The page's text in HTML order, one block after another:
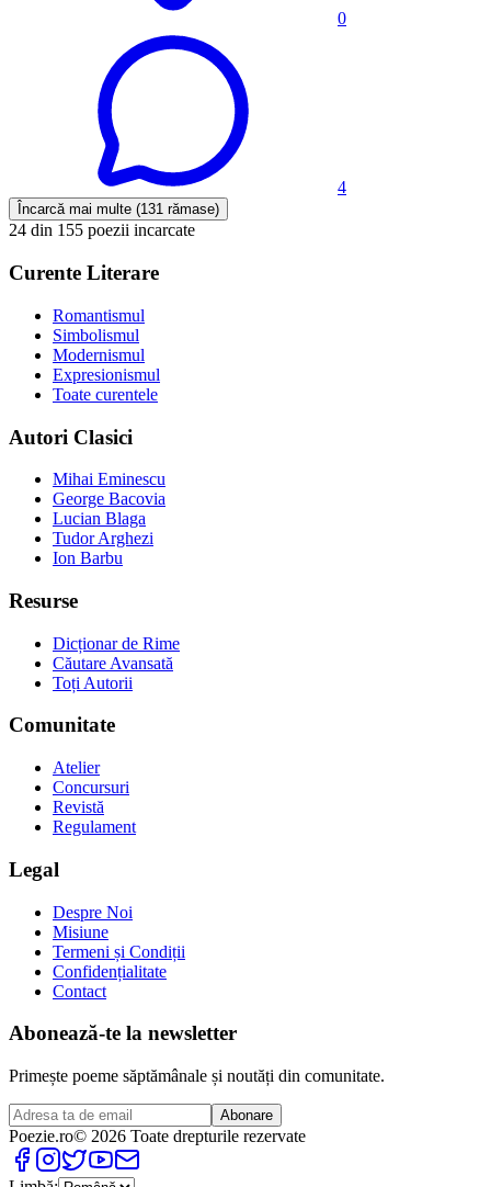
0
4
Încarcă mai multe (131 rămase)
24 din 155 poezii incarcate
Curente Literare
Romantismul
Simbolismul
Modernismul
Expresionismul
Toate curentele
Autori Clasici
Mihai Eminescu
George Bacovia
Lucian Blaga
Tudor Arghezi
Ion Barbu
Resurse
Dicționar de Rime
Căutare Avansată
Toți Autorii
Comunitate
Atelier
Concursuri
Revistă
Regulament
Legal
Despre Noi
Misiune
Termeni și Condiții
Confidențialitate
Contact
Abonează-te la newsletter
Primește poeme săptămânale și noutăți din comunitate.
Abonare
Poezie.ro© 2026 Toate drepturile rezervate